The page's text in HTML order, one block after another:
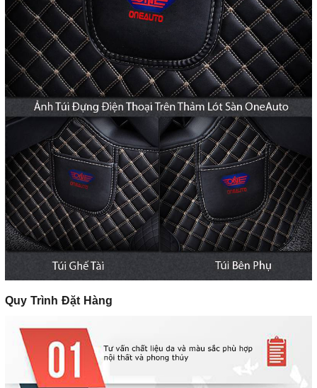
Quy Trình Đặt Hàng